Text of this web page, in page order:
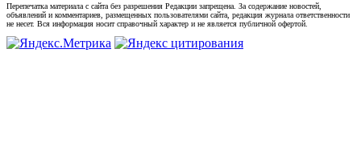
Перепечатка материала с сайта без разрешения Редакции запрещена. За содержание новостей,
объявлений и комментариев, размещенных пользователями сайта, редакция журнала ответственности
не несет. Вся информация носит справочный характер и не является публичной офертой.